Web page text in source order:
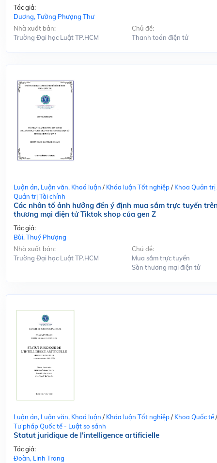
Tác giả:
Dương, Tường Phượng Thư
Nhà xuất bản:
Trường Đại học Luật TP.HCM
Chủ đề:
Thanh toán điện tử
Luận án, Luận văn, Khoá luận / Khóa luận Tốt nghiệp/ Khoa Quản trị
Quản trị Tài chính
Các nhân tố ảnh hưởng đến ý định mua sắm trực tuyến
thương mại điện tử Tiktok shop của gen Z
Tác giả:
Bùi, Thuý Phượng
Nhà xuất bản:
Trường Đại học Luật TP.HCM
Chủ đề:
Mua sắm trực tuyến
Sàn thương mại điện tử
Luận án, Luận văn, Khoá luận / Khóa luận Tốt nghiệp/ Khoa Quốc tế/
Tư pháp Quốc tế - Luật so sánh
Statut juridique de l'intelligence artificielle
Tác giả:
Đoàn, Linh Trang